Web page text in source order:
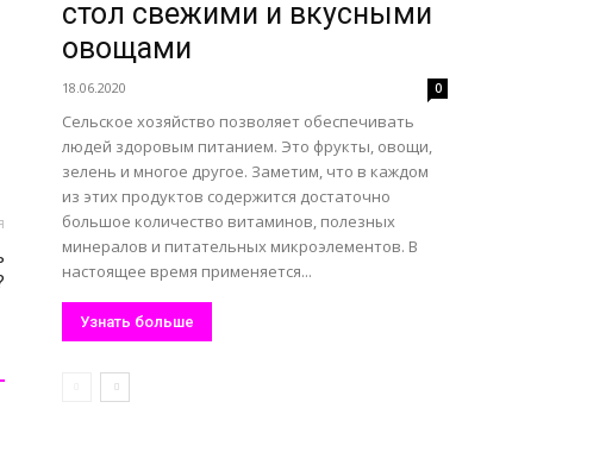
стол свежими и вкусными
овощами
18.06.2020 0
Сельское хозяйство позволяет обеспечивать
людей здоровым питанием. Это фрукты, овощи,
зелень и многое другое. Заметим, что в каждом
из этих продуктов содержится достаточно
большое количество витаминов, полезных
минералов и питательных микроэлементов. В
настоящее время применяется...
Узнать больше